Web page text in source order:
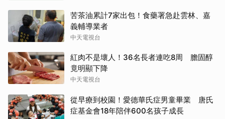
苦茶油累計7家出包！食藥署急赴雲林、嘉
義輔導業者
中天電視台
紅肉不是壞人！36名長者連吃8周 膽固醇
竟明顯下降
中天電視台
從早療到校園！愛德華氏症男童畢業 唐氏
症基金會18年陪伴600名孩子成長